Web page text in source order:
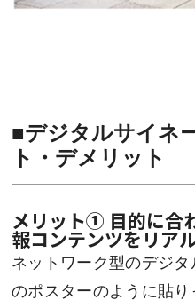
■デジタルサイネ
ト・デメリット
メリット① 目的に合
報コンテンツをリア
ネットワーク型のデジ
のポスターのように貼